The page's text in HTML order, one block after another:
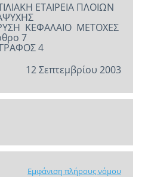
ΕΤΑΙΡΕΙΑ ΠΛΟΙΩΝ
ΚΕΦΑΛΑΙΟ ­ ΜΕΤΟΧΕΣ
7
4
12 Σεπτεμβρίου 2003
Εμφάνιση πλήρους νόμου